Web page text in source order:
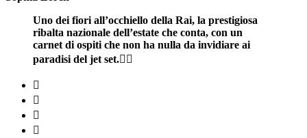
Uno dei fiori all’occhiello della Rai, la prestigiosa
ribalta nazionale dell’estate che conta, con un
carnet di ospiti che non ha nulla da invidiare ai
paradisi del jet set. 



